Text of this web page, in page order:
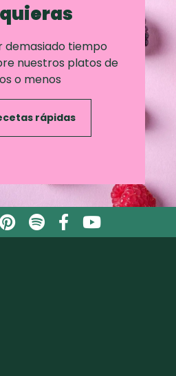
demasiado tiempo
nuestros platos de
o menos
rápidas